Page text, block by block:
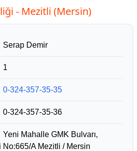
- Mezitli (Mersin)
Serap Demir
1
0-324-357-35-35
0-324-357-35-36
Yeni Mahalle GMK Bulvarı,
No:665/A Mezitli / Mersin